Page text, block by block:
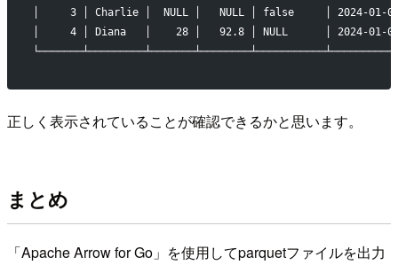
│     3 │ Charlie │  NULL │   NULL │ false     │ 2024-01-
│     4 │ Diana   │    28 │   92.8 │ NULL      │ 2024-01-
正しく表示されていることが確認できるかと思います。
まとめ
「Apache Arrow for Go」を使用してparquetファイルを出力